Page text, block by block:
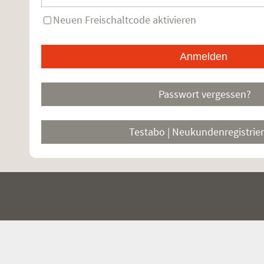
Neuen Freischaltcode aktivieren
Passwort vergessen?
Testabo |